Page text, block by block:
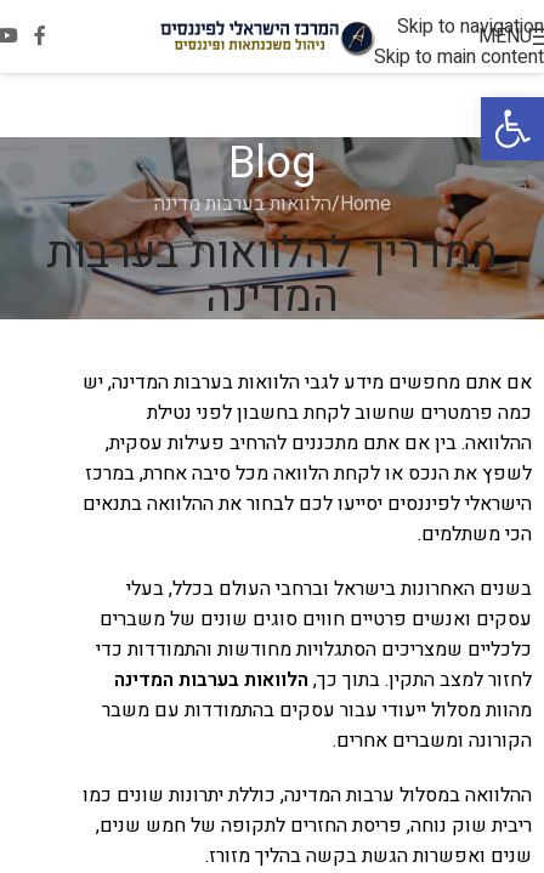
פתח סרגל נגישות
Skip to navigation
Skip to main content
MENU
Blog
Home הלוואות בערבות מדינה
המדריך להלוואות בערבות
המדינה
אם אתם מחפשים מידע לגבי הלוואות בערבות המדינה, יש
כמה פרמטרים שחשוב לקחת בחשבון לפני נטילת
ההלוואה. בין אם אתם מתכננים להרחיב פעילות עסקית,
לשפץ את הנכס או לקחת הלוואה מכל סיבה אחרת, במרכז
הישראלי לפיננסים יסייעו לכם לבחור את ההלוואה בתנאים
הכי משתלמים.
בשנים האחרונות בישראל וברחבי העולם בכלל, בעלי
עסקים ואנשים פרטיים חווים סוגים שונים של משברים
כלכליים שמצריכים הסתגלויות מחודשות והתמודדות כדי
לחזור למצב התקין. בתוך כך, הלוואות בערבות המדינה
מהוות מסלול ייעודי עבור עסקים בהתמודדות עם משבר
הקורונה ומשברים אחרים.
ההלוואה במסלול ערבות המדינה, כוללת יתרונות שונים כמו
ריבית ​שוק נוחה, פריסת החזרים לתקופה של חמש שנים,
שנים ואפשרות הגשת בקשה בהליך מזורז.